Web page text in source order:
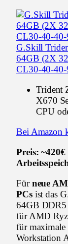
G.Skill
64GB (2X
CL30-40-
Trident
X670
CPU
Bei Amazon
Preis:
Fürneue
PCsist das
64GB DDR5
für AMD
für maximale
Workstation